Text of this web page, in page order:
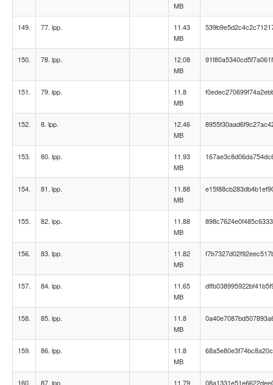
MB
149. 77. lpp.
11.43
MB
150. 78. lpp.
12.08
MB
151. 79. lpp.
11.8
MB
152. 8. lpp.
12.46
MB
153. 80. lpp.
11.93
MB
154. 81. lpp.
11.88
MB
155. 82. lpp.
11.88
MB
156. 83. lpp.
11.82
MB
157. 84. lpp.
11.65
MB
158. 85. lpp.
11.8
MB
159. 86. lpp.
11.8
MB
160. 87. lpp. 11.79